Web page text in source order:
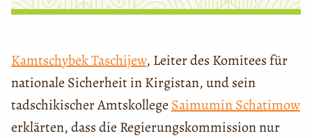
Kamtschybek Taschijew, Leiter des Komitees für
nationale Sicherheit in Kirgistan, und sein
tadschikischer Amtskollege Saimumin Schatimow
erklärten, dass die Regierungskommission nur